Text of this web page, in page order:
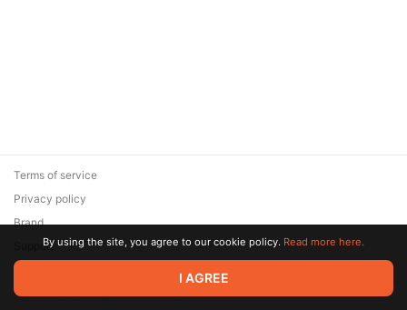
© 2026 Zaya Solutions Limited. All rights reserved. All trademarks
are the property of their respective owners.
Terms of service
Privacy policy
Brand
SupportBy using the site, you agree to our cookie policy. Read more here.
I AGREE